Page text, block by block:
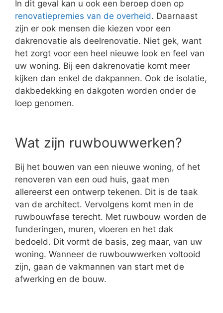
In dit geval kan u ook een beroep doen op
renovatiepremies van de overheid. Daarnaast
zijn er ook mensen die kiezen voor een
dakrenovatie als deelrenovatie. Niet gek, want
het zorgt voor een heel nieuwe look en feel van
uw woning. Bij een dakrenovatie komt meer
kijken dan enkel de dakpannen. Ook de isolatie,
dakbedekking en dakgoten worden onder de
loep genomen.
Wat zijn ruwbouwwerken?
Bij het bouwen van een nieuwe woning, of het
renoveren van een oud huis, gaat men
allereerst een ontwerp tekenen. Dit is de taak
van de architect. Vervolgens komt men in de
ruwbouwfase terecht. Met ruwbouw worden de
funderingen, muren, vloeren en het dak
bedoeld. Dit vormt de basis, zeg maar, van uw
woning. Wanneer de ruwbouwwerken voltooid
zijn, gaan de vakmannen van start met de
afwerking en de bouw.